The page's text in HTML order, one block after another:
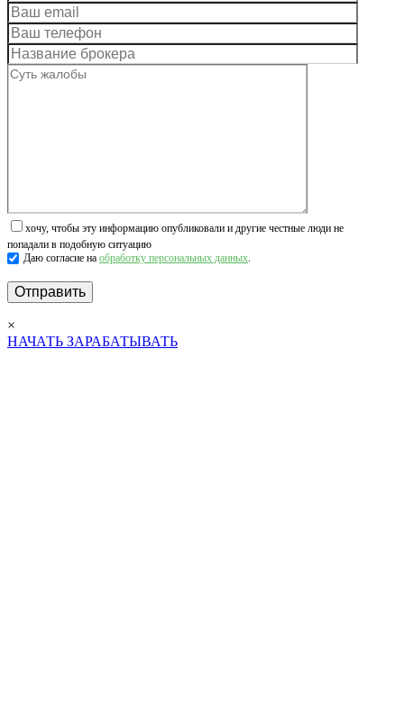
хочу, чтобы эту информацию опубликовали и другие честные люди не
попадали в подобную ситуацию
Даю согласие на обработку персональных данных
×
НАЧАТЬ ЗАРАБАТЫВАТЬ